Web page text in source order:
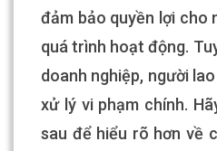
đảm bảo quyền lợi cho
quá trình hoạt động.
doanh nghiệp, người
xử lý vi phạm chính.
sau để hiểu rõ hơn về